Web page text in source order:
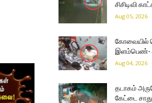
சிசிடிவி
Aug 05, 2026
கோவையில்
இளம்பெண்-
Aug 04, 2026
தடாகம்
கேட்டை